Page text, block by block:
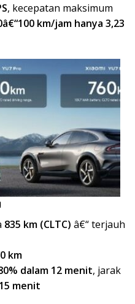
, kecepatan maksimum
km/jam hanya 3,23
835 km (CLTC) â€“ terjauh
km
dalam 12 menit, jarak
menit